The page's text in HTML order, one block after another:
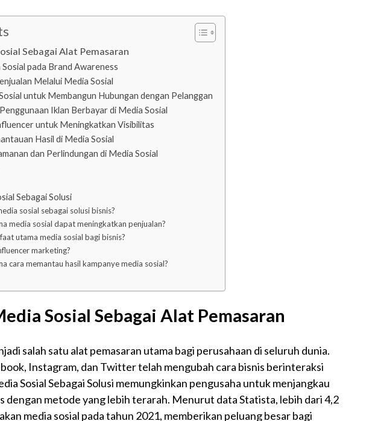
Sebagai Alat Pemasaran
pada Brand Awareness
Melalui Media Sosial
untuk Membangun Hubungan dengan Pelanggan
Iklan Berbayar di Media Sosial
untuk Meningkatkan Visibilitas
Hasil di Media Sosial
dan Perlindungan di Media Sosial
Sebagai Solusi
sosial sebagai solusi bisnis?
media sosial dapat meningkatkan penjualan?
utama media sosial bagi bisnis?
marketing?
cara memantau hasil kampanye media sosial?
Sosial Sebagai Alat Pemasaran
salah satu alat pemasaran utama bagi perusahaan di seluruh dunia.
Instagram, dan Twitter telah mengubah cara bisnis berinteraksi
Sosial Sebagai Solusi memungkinkan pengusaha untuk menjangkau
dengan metode yang lebih terarah. Menurut data Statista, lebih dari 4,2
media sosial pada tahun 2021, memberikan peluang besar bagi